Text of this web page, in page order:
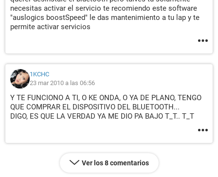
necesitas activar el servicio te recomiendo este software
"auslogics boostSpeed" le das mantenimiento a tu lap y te
permite activar servicios
1KCHC
23 mar 2010 a las 06:56
Y TE FUNCIONO A TI, O KE ONDA, O YA DE PLANO, TENGO
QUE COMPRAR EL DISPOSITIVO DEL BLUETOOTH...
DIGO, ES QUE LA VERDAD YA ME DIO PA BAJO T_T.. T_T
Ver los 8 comentarios